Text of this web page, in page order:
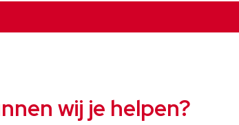
wij je helpen?